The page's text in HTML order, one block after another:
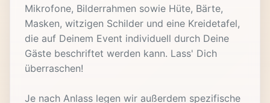
Mikrofone, Bilderrahmen sowie Hüte, Bärte,
Masken, witzigen Schilder und eine Kreidetafel,
die auf Deinem Event individuell durch Deine
Gäste beschriftet werden kann. Lass' Dich
überraschen!
Je nach Anlass legen wir außerdem spezifische